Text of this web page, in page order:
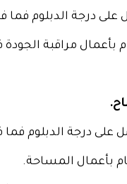
على درجة الدبلوم فما
بأعمال مراقبة
على درجة الدبلوم فما
بأعمال المساحة.